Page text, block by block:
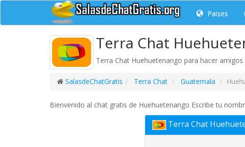
Paises
Terra Chat
Terra Chat Huehuetenango para hacer
SalasdeChatGratis Terra Chat Guatemala
Bienvenido al chat gratis de Huehuetenango Escribe tu
Terra Chat